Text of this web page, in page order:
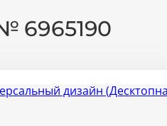
6965190